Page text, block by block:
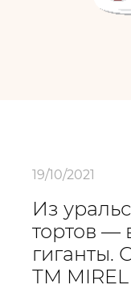
19/10/2021
Из
тортов —
гиганты.
ТМ MIREL